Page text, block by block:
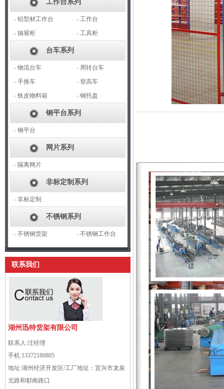
工作台系列
铝型材工作台
工作台
抽屉柜
工具柜
台车系列
物流台车
周转台车
手推车
登高车
铁皮物料箱
钢托盘
钢平台系列
钢平台
网片系列
隔离网片
非标定制系列
非标定制
不锈钢系列
不锈钢货架 不锈钢工作台
联系我们
湖州迅特货架有限公司
联系人:汪经理
手机:13372180805
地址:湖州经济开发区/工厂地址：宜兴市龙泉
北路和郁南路口